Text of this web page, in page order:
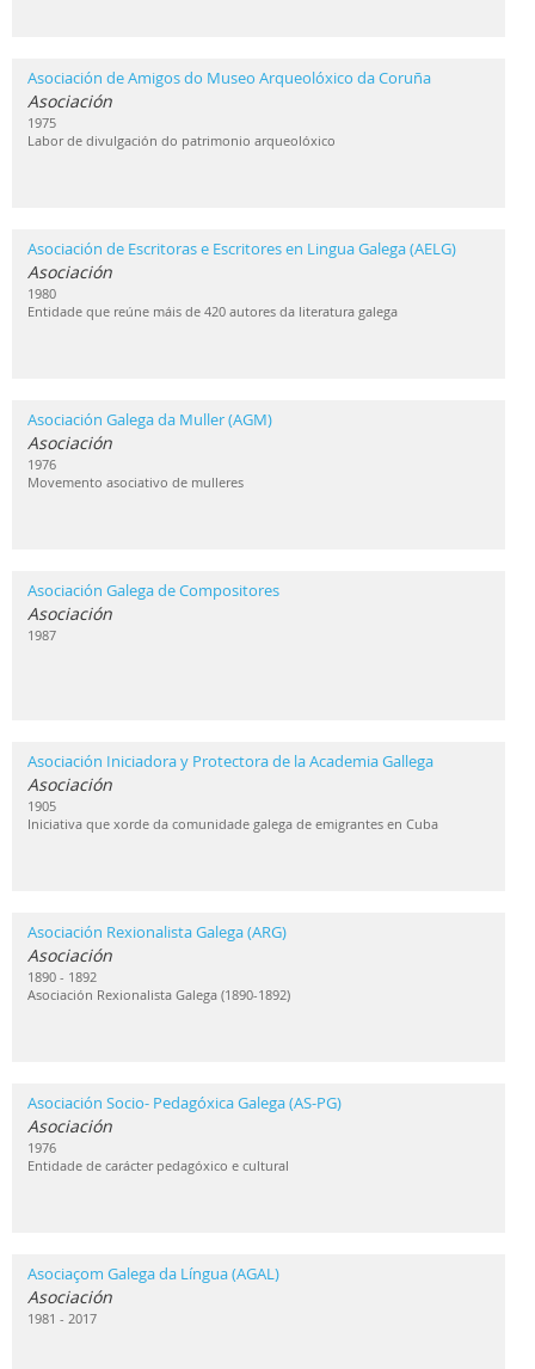
Asociación de Amigos do Museo Arqueolóxico da Coruña
Asociación
1975
Labor de divulgación do patrimonio arqueolóxico
Asociación de Escritoras e Escritores en Lingua Galega (AELG)
Asociación
1980
Entidade que reúne máis de 420 autores da literatura galega
Asociación Galega da Muller (AGM)
Asociación
1976
Movemento asociativo de mulleres
Asociación Galega de Compositores
Asociación
1987
Asociación Iniciadora y Protectora de la Academia Gallega
Asociación
1905
Iniciativa que xorde da comunidade galega de emigrantes en Cuba
Asociación Rexionalista Galega (ARG)
Asociación
1890 - 1892
Asociación Rexionalista Galega (1890-1892)
Asociación Socio- Pedagóxica Galega (AS-PG)
Asociación
1976
Entidade de carácter pedagóxico e cultural
Asociaçom Galega da Língua (AGAL)
Asociación
1981 - 2017